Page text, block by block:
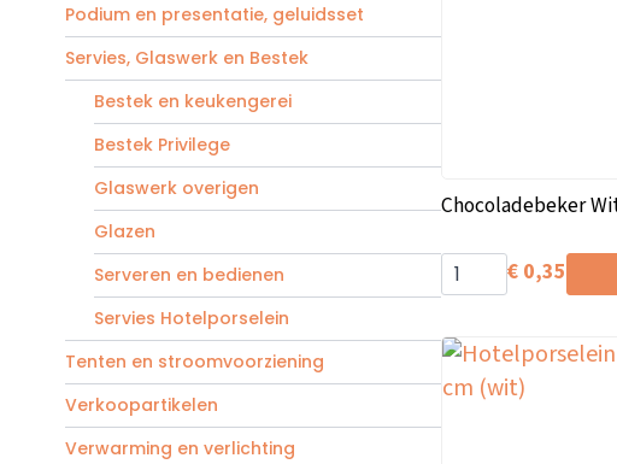
Podium en presentatie, geluidsset
Servies, Glaswerk en Bestek
Bestek en keukengerei
Bestek Privilege
Glaswerk overigen
Glazen
Serveren en bedienen
Servies Hotelporselein
Tenten en stroomvoorziening
Verkoopartikelen
Verwarming en verlichting
Chocoladebeker
€0,35